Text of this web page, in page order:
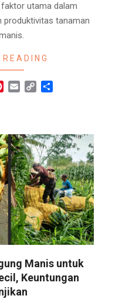
utama dalam
produktivitas tanaman
Pinterest
Email Copy
Manis untuk
Keuntungan